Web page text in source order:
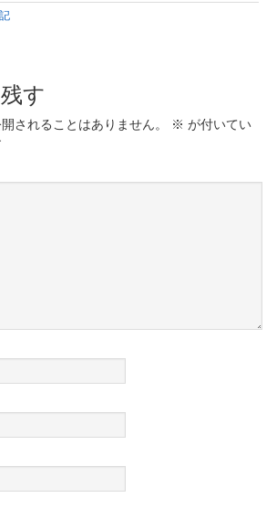
す
されることはありません。 ※ が付いてい